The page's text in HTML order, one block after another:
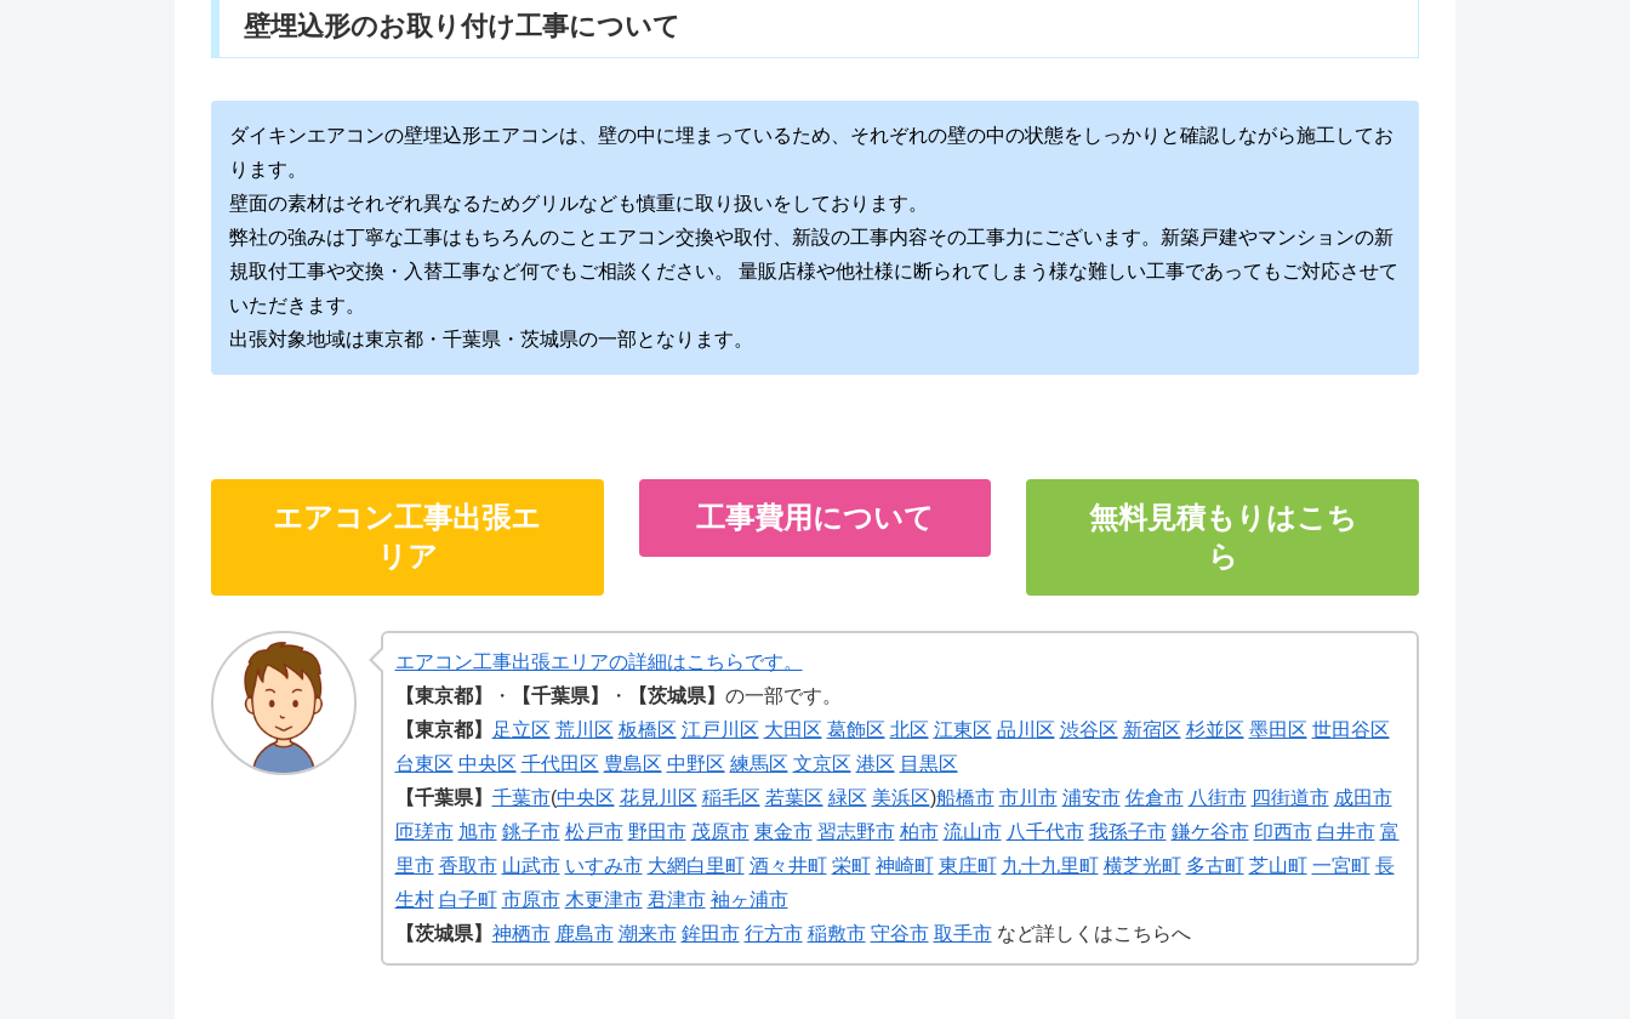
壁埋込形のお取り付け工事について
ダイキンエアコンの壁埋込形エアコンは、壁の中に埋まっているため、それぞれの壁の中の状態をしっかりと確認しながら施工してお
ります。
壁面の素材はそれぞれ異なるためグリルなども慎重に取り扱いをしております。
弊社の強みは丁寧な工事はもちろんのことエアコン交換や取付、新設の工事内容その工事力にございます。新築戸建やマンションの新
規取付工事や交換・入替工事など何でもご相談ください。 量販店様や他社様に断られてしまう様な難しい工事であってもご対応させて
いただきます。
出張対象地域は東京都・千葉県・茨城県の一部となります。
エアコン工事出張エ
リア
工事費用について
無料見積もりはこち
ら
エアコン工事出張エリアの詳細はこちらです。
【東京都】
・ 【千葉県】 ・ 【茨城県】 の一部です。
【東京都】
足立区 荒川区 板橋区 江戸川区 大田区 葛飾区 北区 江東区 品川区 渋谷区 新宿区 杉並区 墨田区 世田谷区
台東区 中央区 千代田区 豊島区 中野区 練馬区 文京区 港区 目黒区
【千葉県】 千葉市(中央区 花見川区 稲毛区 若葉区 緑区 美浜区)船橋市 市川市 浦安市 佐倉市 八街市 四街道市 成田市
匝瑳市 旭市 銚子市 松戸市 野田市 茂原市 東金市 習志野市 柏市 流山市 八千代市 我孫子市 鎌ケ谷市 印西市 白井市 富
里市 香取市 山武市 いすみ市 大網白里町 酒々井町 栄町 神崎町 東庄町 九十九里町 横芝光町 多古町 芝山町 一宮町 長
生村 白子町 市原市 木更津市 君津市 袖ヶ浦市
【茨城県】 神栖市 鹿島市 潮来市 鉾田市 行方市 稲敷市 守谷市 取手市など詳しくはこちらへ